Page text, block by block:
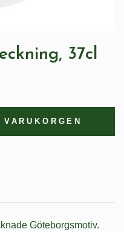
37cl
Göteborgsmotiv.